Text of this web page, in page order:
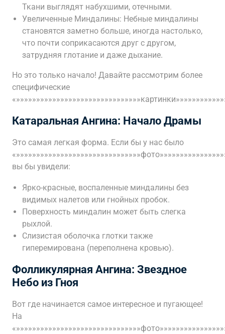
Ткани выглядят набухшими, отечными.
Увеличенные Миндалины: Небные миндалины
становятся заметно больше, иногда настолько,
что почти соприкасаются друг с другом,
затрудняя глотание и даже дыхание.
Но это только начало! Давайте рассмотрим более
специфические
Катаральная Ангина: Начало Драмы
Это самая легкая форма. Если бы у нас было
вы бы увидели:
Ярко-красные, воспаленные миндалины без
видимых налетов или гнойных пробок.
Поверхность миндалин может быть слегка
рыхлой.
Слизистая оболочка глотки также
гиперемирована (переполнена кровью).
Фолликулярная Ангина: Звездное
Небо из Гноя
Вот где начинается самое интересное и пугающее!
На